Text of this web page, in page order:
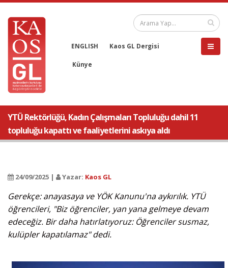
ENGLISH Kaos GL Dergisi
Künye
YTÜ Rektörlüğü, Kadın Çalışmaları Topluluğu dahil 11
topluluğu kapattı ve faaliyetlerini askıya aldı
24/09/2025 | Yazar: Kaos GL
Gerekçe: anayasaya ve YÖK Kanunu'na aykırılık. YTÜ
öğrencileri, "Biz öğrenciler, yan yana gelmeye devam
edeceğiz. Bir daha hatırlatıyoruz: Öğrenciler susmaz,
kulüpler kapatılamaz" dedi.